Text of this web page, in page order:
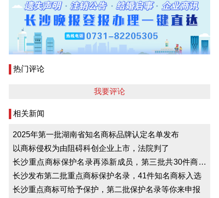
热门评论
我要评论
相关新闻
2025年第一批湖南省知名商标品牌认定名单发布
以商标侵权为由阻碍科创企业上市，法院判了
长沙重点商标保护名录再添新成员，第三批共30件商标
入选
长沙发布第二批重点商标保护名录，41件知名商标入选
长沙重点商标可给予保护，第二批保护名录等你来申报